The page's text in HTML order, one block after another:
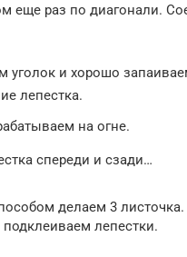
еще раз по диагонали.
уголок и хорошо
лепестка.
на огне.
спереди и сзади…
делаем 3
лепестки.